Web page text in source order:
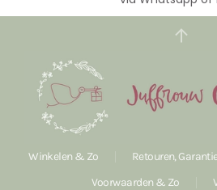
Winkelen & Zo Retouren,
Voorwaarden & Zo